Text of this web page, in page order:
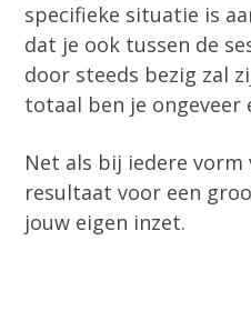
specifieke situatie is
dat je ook tussen de
door steeds bezig zal
totaal ben je ongeveer
Net als bij iedere vorm
resultaat voor een
jouw eigen inzet.